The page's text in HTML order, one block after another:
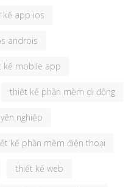
kế app ios
androis
kế mobile app
thiết kế phần mềm di động
nghiệp
kế phần mềm điện thoại
thiết kế web